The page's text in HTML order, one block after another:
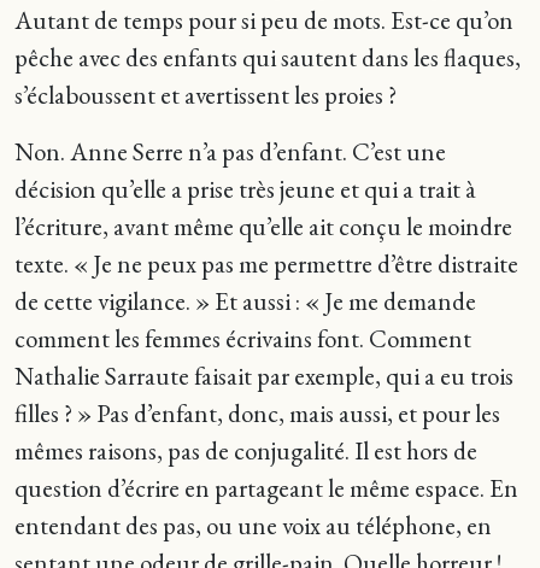
Autant de temps pour si peu de mots. Est-ce qu’on
pêche avec des enfants qui sautent dans les flaques,
s’éclaboussent et avertissent les proies ?
Non. Anne Serre n’a pas d’enfant. C’est une
décision qu’elle a prise très jeune et qui a trait à
l’écriture, avant même qu’elle ait conçu le moindre
texte. « Je ne peux pas me permettre d’être distraite
de cette vigilance. » Et aussi : « Je me demande
comment les femmes écrivains font. Comment
Nathalie Sarraute faisait par exemple, qui a eu trois
filles ? » Pas d’enfant, donc, mais aussi, et pour les
mêmes raisons, pas de conjugalité. Il est hors de
question d’écrire en partageant le même espace. En
entendant des pas, ou une voix au téléphone, en